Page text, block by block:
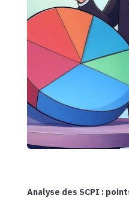
Analyse des SCPI :